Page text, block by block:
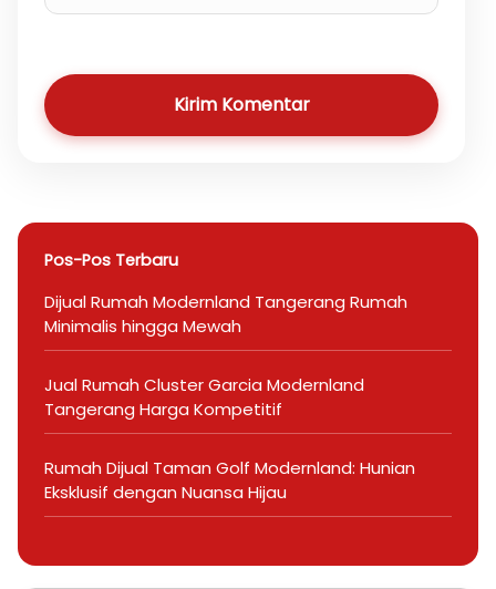
Kirim Komentar
Pos-Pos Terbaru
Dijual Rumah Modernland Tangerang Rumah
Minimalis hingga Mewah
Jual Rumah Cluster Garcia Modernland
Tangerang Harga Kompetitif
Rumah Dijual Taman Golf Modernland: Hunian
Eksklusif dengan Nuansa Hijau